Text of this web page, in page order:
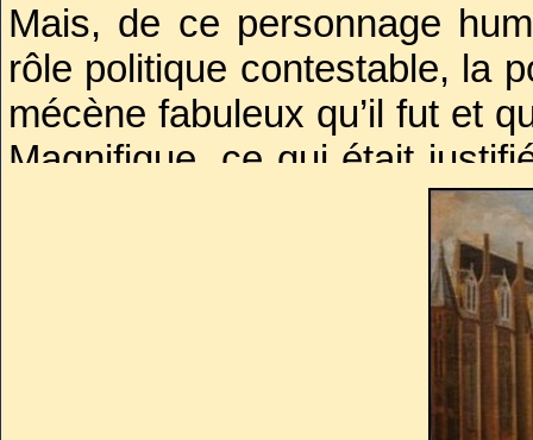
Mais, de ce personnage
rôle politique contestable, la
mécène fabuleux qu’il fut et
Magnifique, ce qui était
immodéré des œuvres
collectionneur en sachant
les ressources que lui
Bâtisseur actif, Il fit
(dans et autour de Paris, à
dont il enrichit avec